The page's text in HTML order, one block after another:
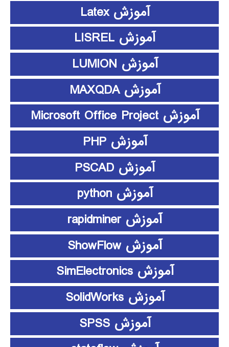
آموزش Latex
آموزش LISREL
آموزش LUMION
آموزش MAXQDA
آموزش Microsoft Office Project
آموزش PHP
آموزش PSCAD
آموزش python
آموزش rapidminer
آموزش ShowFlow
آموزش SimElectronics
آموزش SolidWorks
آموزش SPSS